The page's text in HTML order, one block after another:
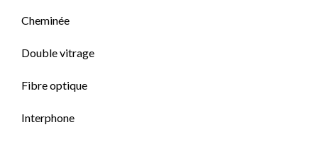
Cheminée
Double vitrage
Fibre optique
Interphone